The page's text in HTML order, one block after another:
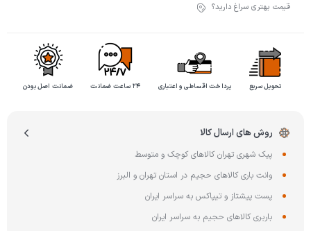
قیمت بهتری سراغ دارید؟
تحویل سریع پرداخت اقساطی و اعتباری ۲۴ ساعت ضمانت ضمانت اصل بودن
روش های ارسال کالا
پیک شهری تهران کالاهای کوچک و متوسط
وانت باری کالاهای حجیم در استان تهران و البرز
پست پیشتاز و تیپاکس به سراسر ایران
باربری کالاهای حجیم به سراسر ایران